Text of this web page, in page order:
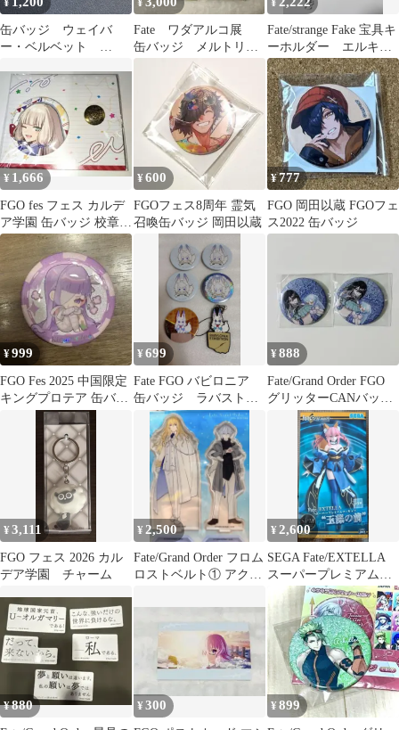
¥
缶バッジ ウェイバ
ー・ベルベット
プムーン
¥
Fate ワダアルコ展
缶バッジ メルトリリ
ス パッションリッ
プ サクラ 玉藻
¥
Fate/strange Fake 宝具キ
ーホルダー エルキド
ゥ
¥ 1,666
FGO fes フェス カルデ
ア学園 缶バッジ 校章
ノア
¥600
FGOフェス8周年 霊気
召喚缶バッジ 岡田以蔵
¥777
FGO 岡田以蔵 FGOフェ
ス2022 缶バッジ
¥999
FGO Fes 2025 中国限定
キングプロテア 缶バッ
¥699
Fate FGO バビロニア
缶バッジ ラバスト
フォウ
¥888
Fate/Grand Order FGO
グリッターCANバッジ
徐福 2個
¥3,111
FGO フェス 2026 カル
デア学園 チャーム
¥ 2,500
Fate/Grand Order フロム
ロストベルト① アクリ
¥ 2,600
SEGA Fate/EXTELLA
スーパープレミアムフ
ィギュア 玉藻の前
¥880 ¥300 ¥899